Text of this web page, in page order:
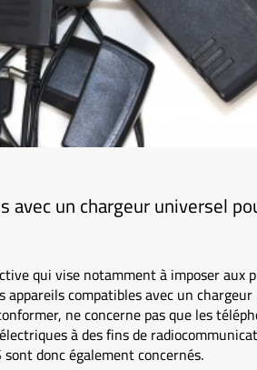
un chargeur universel
qui vise notamment à imposer aux
compatibles avec un
ne concerne pas que les
à des fins de
donc également concernés.